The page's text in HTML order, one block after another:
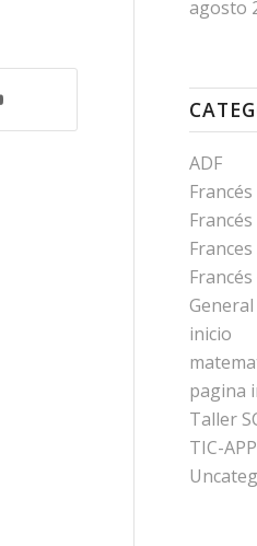
agosto
ADF
Francés
Francés
Frances
Francés
General
inicio
pagina
Taller
TIC-